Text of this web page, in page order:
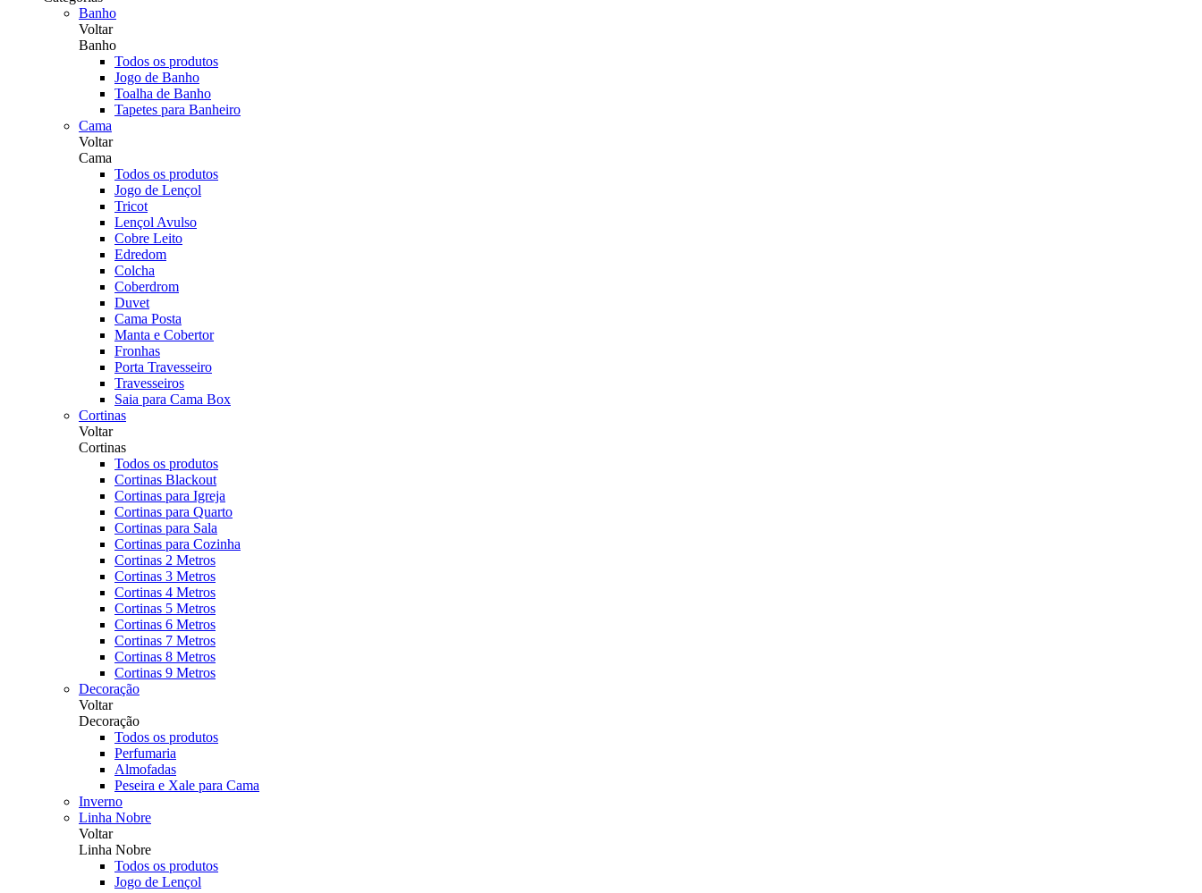
Banho
Voltar
Banho
Todos os produtos
Jogo de Banho
Toalha de Banho
Tapetes para Banheiro
Cama
Voltar
Cama
Todos os produtos
Jogo de Lençol
Tricot
Lençol Avulso
Cobre Leito
Edredom
Colcha
Coberdrom
Duvet
Cama Posta
Manta e Cobertor
Fronhas
Porta Travesseiro
Travesseiros
Saia para Cama Box
Cortinas
Voltar
Cortinas
Todos os produtos
Cortinas Blackout
Cortinas para Igreja
Cortinas para Quarto
Cortinas para Sala
Cortinas para Cozinha
Cortinas 2 Metros
Cortinas 3 Metros
Cortinas 4 Metros
Cortinas 5 Metros
Cortinas 6 Metros
Cortinas 7 Metros
Cortinas 8 Metros
Cortinas 9 Metros
Decoração
Voltar
Decoração
Todos os produtos
Perfumaria
Almofadas
Peseira e Xale para Cama
Inverno
Linha Nobre
Voltar
Linha Nobre
Todos os produtos
Jogo de Lençol